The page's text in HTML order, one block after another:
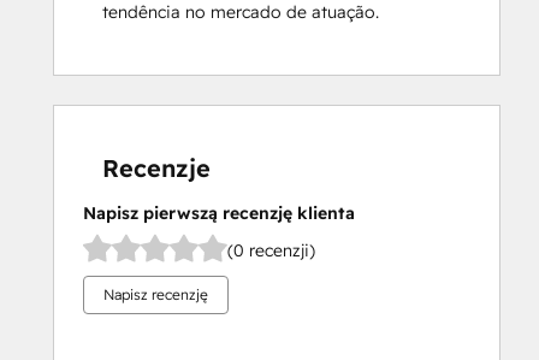
Certification
HubSpot
Inbound
Inbound Marketing
tendência no mercado de atuação.
Recenzje
Napisz pierwszą recenzję klienta
(0 recenzji)
Napisz recenzję